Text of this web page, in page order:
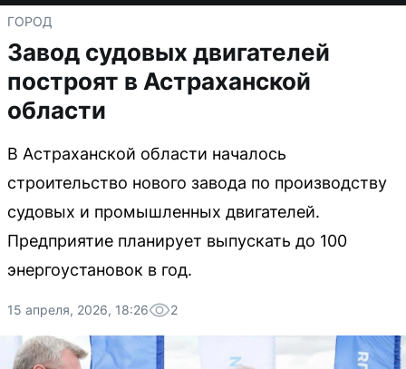
ГОРОД
Завод судовых двигателей
построят в Астраханской
области
В Астраханской области началось
строительство нового завода по производству
судовых и промышленных двигателей.
Предприятие планирует выпускать до 100
энергоустановок в год.
15 апреля, 2026, 18:26 2